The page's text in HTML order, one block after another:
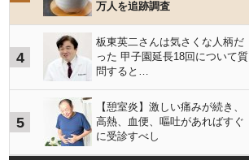
万人を追跡調査
4
板東英二さんは気さくな人柄だ
った 甲子園延長18回について質
問すると…
5
【憩室炎】激しい痛みが続き、
高熱、血便、嘔吐があればすぐ
に受診すべし